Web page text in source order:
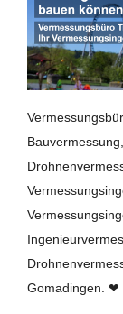
Gomadingen. ❤